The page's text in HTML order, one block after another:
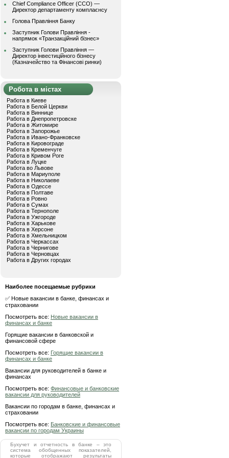
Chief Compliance Officer (CCO) —
Директор департаменту комплаєнсу
Голова Правління Банку
Заступник Голови Правління -
напрямок «Транзакційний бізнес»
Заступник Голови Правління —
Директор інвестиційного бізнесу
(Казначейство та Фінансові ринки)
Робота в містах
Работа в Киеве
Работа в Белой Церкви
Работа в Виннице
Работа в Днепропетровске
Работа в Житомире
Работа в Запорожье
Работа в Ивано-Франковске
Работа в Кировограде
Работа в Кременчуге
Работа в Кривом Роге
Работа в Луцке
Работа во Львове
Работа в Мариуполе
Работа в Николаеве
Работа в Одессе
Работа в Полтаве
Работа в Ровно
Работа в Сумах
Работа в Тернополе
Работа в Ужгороде
Работа в Харькове
Работа в Херсоне
Работа в Хмельницком
Работа в Черкассах
Работа в Чернигове
Работа в Черновцах
Работа в Других городах
Наиболее посещаемые рубрики
✅ Новые вакансии в банке, финансах и
страховании
Посмотреть все: Новые вакансии в
финансах и банке
Горящие вакансии в банковской и
финансовой сфере
Посмотреть все: Горящие вакансии в
финансах и банке
Вакансии для руководителей в банке и
финансах
Посмотреть все: Финансовые и банковские
вакансии для руководителей
Вакансии по городам в банке, финансах и
страховании
Посмотреть все: Банковские и финансовые
вакансии по городам Украины
Бухучет и отчетность в банке – это
система обобщенных показателей,
которые отображают результаты